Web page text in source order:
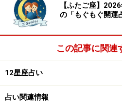
【ふたご座】
の「もぐもぐ開運
この記事に関連
12星座占い
占い関連情報